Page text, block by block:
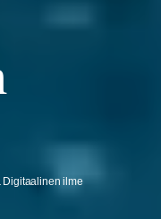
Digitaalinen ilme